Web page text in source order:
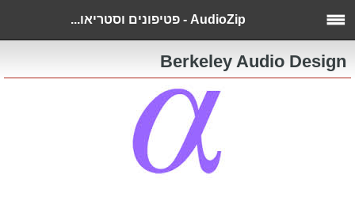
AudioZip - פטיפונים וסטריאו...